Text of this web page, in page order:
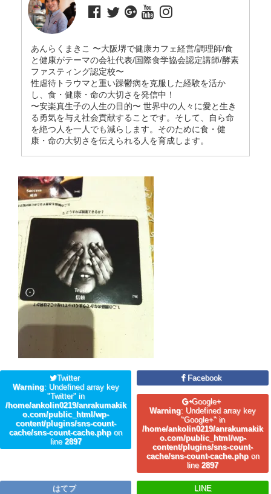
あんらくまきこ 〜大阪堺で健康カフェ経営/調理師/食
と健康がテーマの会社代表/国際食学協会認定講師/酵素
ファスティング認定校〜
性虐待トラウマと重い躁鬱病を克服した経験を活か
し、食・健康・命の大切さを発信中！
〜安楽真生子の人生の目的〜 世界中の人々に愛と生き
る勇気を与え社会貢献することです。そして、自ら命
を絶つ人を一人でも減らします。そのために食・健
康・命の大切さを伝えられる人を育成します。
Twitter
Warning: Undefined array key
"Twitter" in
/home/ankolin0219/anrakumakik
o.com/public_html/wp-
content/plugins/sns-count-
cache/sns-count-cache.phpon
line 2897
Facebook
Google+
Warning: Undefined array key
"Google+" in
/home/ankolin0219/anrakumakik
o.com/public_html/wp-
content/plugins/sns-count-
cache/sns-count-cache.phpon
line2897
はてブ LINE